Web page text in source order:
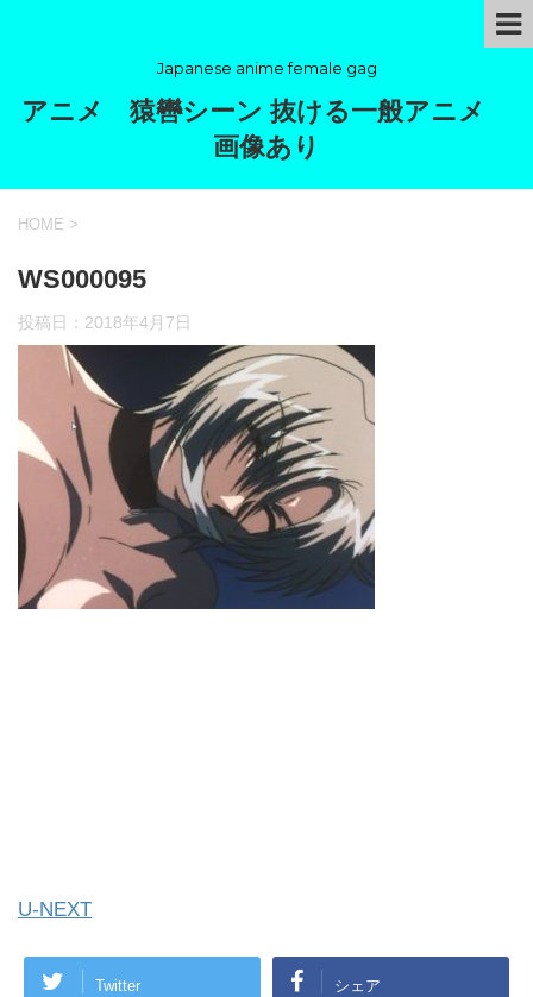
Japanese anime female gag
アニメ 猿轡シーン 抜ける一般アニメ
画像あり
HOME >
WS000095
投稿日： 2018年4月7日
U-NEXT
Twitter シェア